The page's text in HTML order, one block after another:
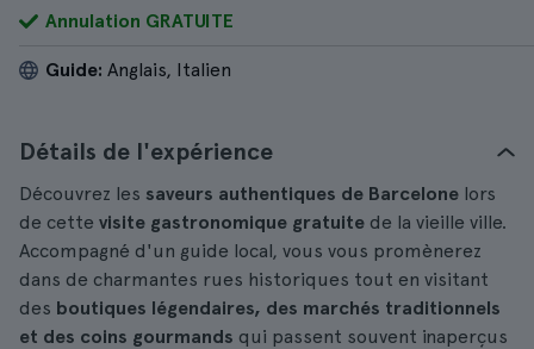
Annulation GRATUITE
Guide: Anglais, Italien
Détails de l'expérience
Découvrez les saveurs authentiques de Barcelone lors
de cette visite gastronomique gratuite de la vieille ville.
Accompagné d'un guide local, vous vous promènerez
dans de charmantes rues historiques tout en visitant
des boutiques légendaires, des marchés traditionnels
et des coins gourmands qui passent souvent inaperçus